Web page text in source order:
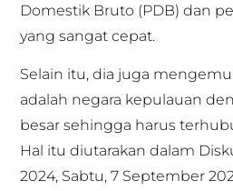
Domestik Bruto (PDB) dan
yang sangat cepat.
Selain itu, dia juga
adalah negara kepulauan
besar sehingga harus
Hal itu diutarakan dalam
2024, Sabtu, 7 September